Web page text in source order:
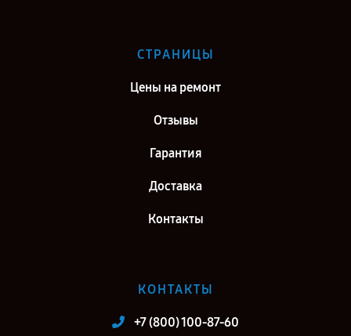
СТРАНИЦЫ
Цены на ремонт
Отзывы
Гарантия
Доставка
Контакты
КОНТАКТЫ
+7 (800) 100-87-60